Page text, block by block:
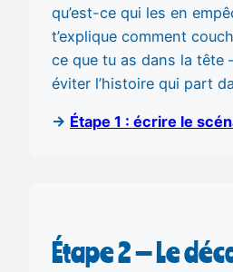
qu’est-ce qui les en
t’explique comment
ce que tu as dans la
éviter l’histoire qui part
→ Étape 1 : écrire le
Étape 2 — Le